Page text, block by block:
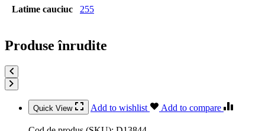
Latime cauciuc 255
Produse înrudite
Quick View Add to wishlist Add to compare